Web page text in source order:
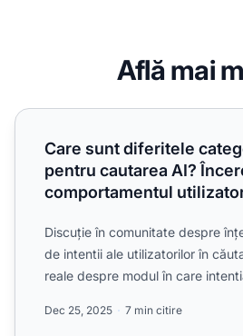
Află mai
Care sunt diferitele categorii de
Care sunt diferitele
pentru cautarea AI?
comportamentul
Discuție în comunitate despre
de intentii ale utilizatorilor în
reale despre modul în care
Dec 25, 2025 7 min citire